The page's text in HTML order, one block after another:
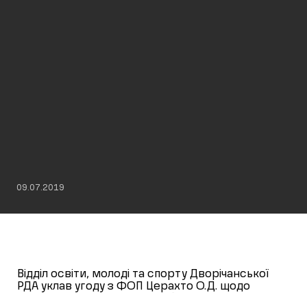
09.07.2019
Відділ освіти, молоді та спорту Дворічанської
РДА уклав угоду з ФОП Церахто О.Д. щодо